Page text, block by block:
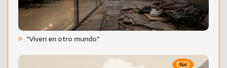
"Viven en otro mundo"